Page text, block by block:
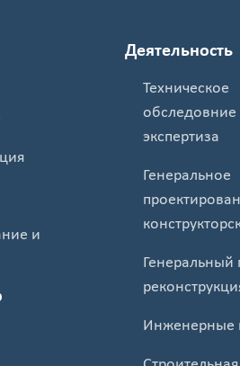
и
Деятельность
Техническое
обследовние
экспертиза
Генеральное
Генеральный
Инженерные